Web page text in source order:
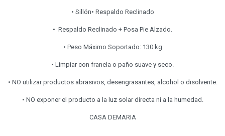
• Sillón• Respaldo Reclinado
• Respaldo Reclinado + Posa Pie Alzado.
• Peso Máximo Soportado: 130 kg
• Limpiar con franela o paño suave y seco.
• NO utilizar productos abrasivos, desengrasantes, alcohol o disolvente.
• NO exponer el producto a la luz solar directa ni a la humedad.
CASA DEMARIA